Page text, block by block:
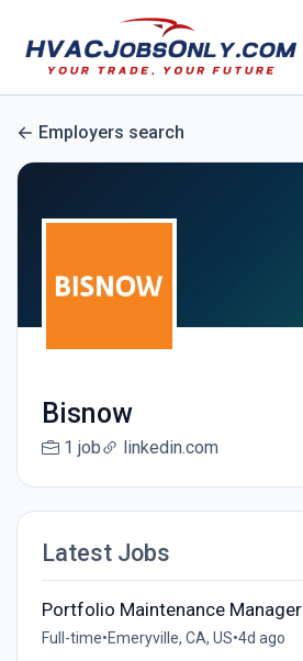
Employers search
Bisnow
1 job linkedin.com
Latest Jobs
Portfolio Maintenance Manager
Full-time•Emeryville, CA, US•4d ago